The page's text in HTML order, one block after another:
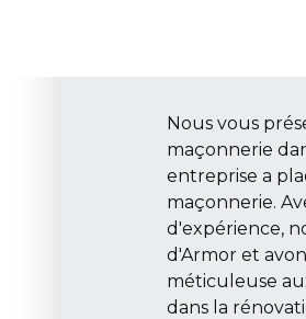
Nous vous
maçonnerie
entreprise a
maçonnerie.
d'expérience,
d'Armor et
méticuleuse
dans la